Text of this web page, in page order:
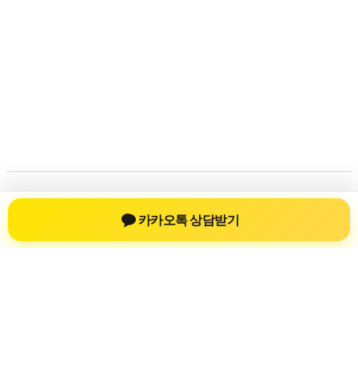
저작권 © 2026 💚신차장기렌트💚 | 제공처:
아스트라 워드프레스
테마
카카오톡 상담받기